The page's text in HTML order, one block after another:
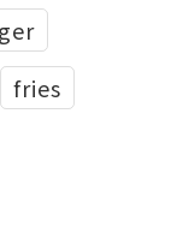
fries